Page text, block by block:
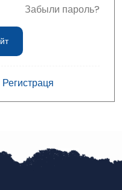
Забыли пароль?
Регистраця